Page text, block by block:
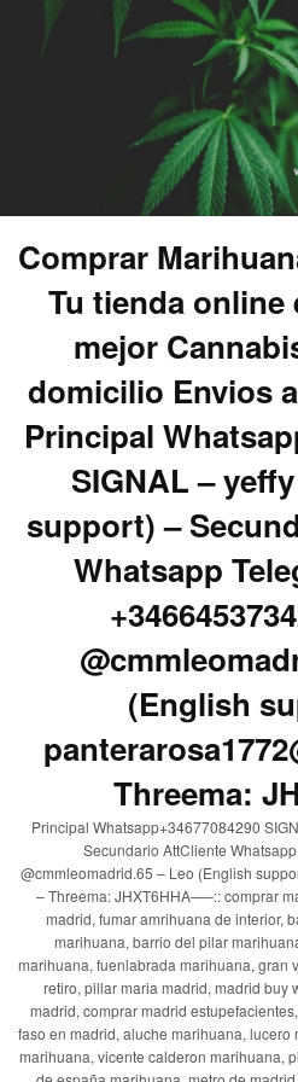
Comprar
Tu tienda online
mejor
domicilio Envios
Principal
SIGNAL –
support) –
Whatsapp
(English
Threema:
Principal Whatsapp+34677084290
Secundario AttCliente
@cmmleomadrid.65 – Leo (English
– Threema: JHXT6HHA—–:: comprar
madrid, fumar amrihuana de interior,
marihuana, barrio del pilar
marihuana, fuenlabrada marihuana, gran
retiro, pillar maria madrid, madrid buy
madrid, comprar madrid
faso en madrid, aluche marihuana,
marihuana, vicente calderon marihuana,